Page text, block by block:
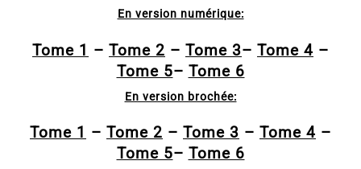
En version numérique:
Tome 1 – Tome 2 – Tome 3– Tome 4 –
Tome 5– Tome 6
En version brochée:
Tome 1 – Tome 2 – Tome 3 – Tome 4 –
Tome 5– Tome 6